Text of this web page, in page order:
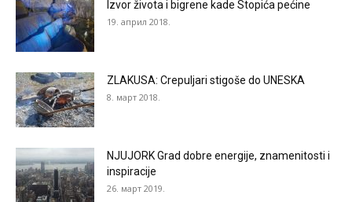
Izvor života i bigrene kade Stopića pećine
19. април 2018.
ZLAKUSA: Crepuljari stigoše do UNESKA
8. март 2018.
NJUJORK Grad dobre energije, znamenitosti i
inspiracije
26. март 2019.